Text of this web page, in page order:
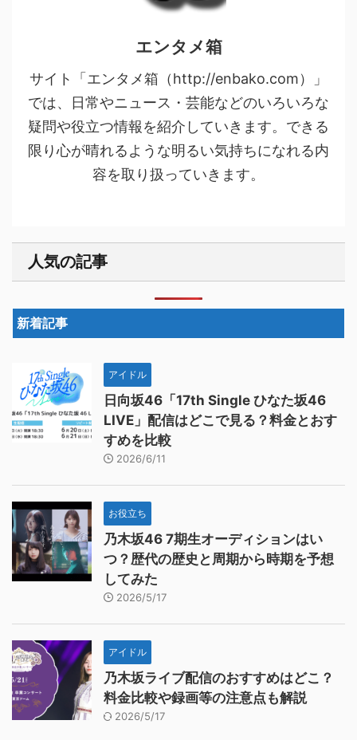
エンタメ箱
サイト「エンタメ箱（http://enbako.com）」
では、日常やニュース・芸能などのいろいろな
疑問や役立つ情報を紹介していきます。できる
限り心が晴れるような明るい気持ちになれる内
容を取り扱っていきます。
人気の記事
新着記事
アイドル
日向坂46「17th Single ひなた坂46
LIVE」配信はどこで見る？料金とおす
すめを比較
2026/6/11
お役立ち
乃木坂46 7期生オーディションはい
つ？歴代の歴史と周期から時期を予想
してみた
2026/5/17
アイドル
乃木坂ライブ配信のおすすめはどこ？
料金比較や録画等の注意点も解説
2026/5/17